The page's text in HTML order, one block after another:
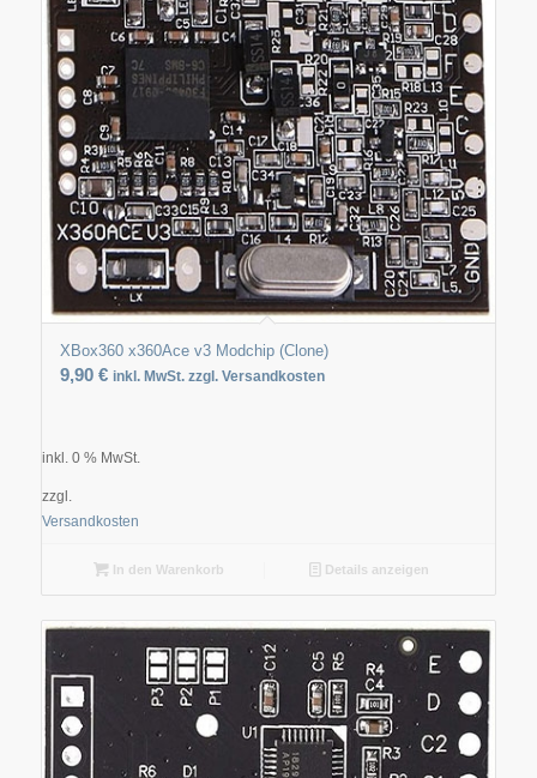
XBox360 x360Ace v3 Modchip (Clone)
9,90 € inkl. MwSt. zzgl. Versandkosten
inkl. 0 % MwSt.
zzgl.
Versandkosten
In den Warenkorb Details anzeigen